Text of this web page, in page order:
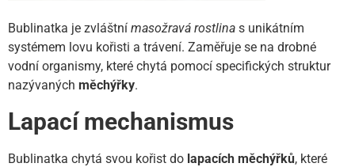
Bublinatka je zvláštní masožravá rostlina s unikátním
systémem lovu kořisti a trávení. Zaměřuje se na drobné
vodní organismy, které chytá pomocí specifických struktur
nazývaných měchýřky.
Lapací mechanismus
Bublinatka chytá svou kořist do lapacích měchýřků, které